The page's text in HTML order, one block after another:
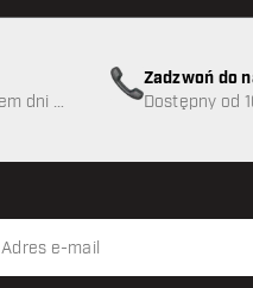
niedostępna
dni w
Zadzwoń do
89
Dostępny od